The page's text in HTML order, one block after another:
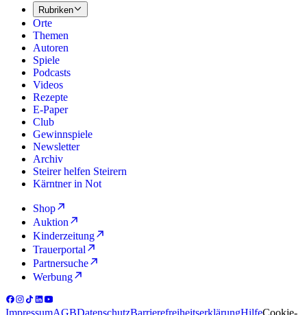
Rubriken
Orte
Themen
Autoren
Spiele
Podcasts
Videos
Rezepte
E-Paper
Club
Gewinnspiele
Newsletter
Archiv
Steirer helfen Steirern
Kärntner in Not
Shop
Auktion
Kinderzeitung
Trauerportal
Partnersuche
Werbung
ImpressumAGBDatenschutzBarrierefreiheitserklärungHilfeCookie-